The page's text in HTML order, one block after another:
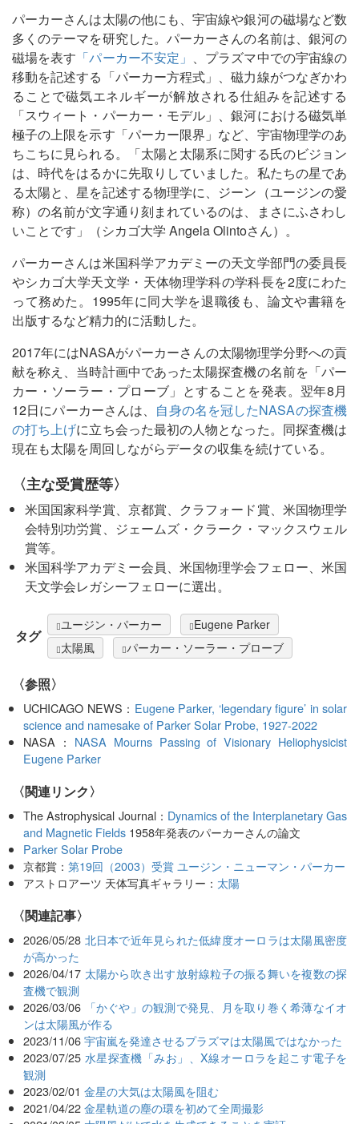
パーカーさんは太陽の他にも、宇宙線や銀河の磁場など数
多くのテーマを研究した。パーカーさんの名前は、銀河の
磁場を表す 「パーカー不安定」
、プラズマ中での宇宙線の
移動を記述する「パーカー方程式」、磁力線がつなぎかわ
ることで磁気エネルギーが解放される仕組みを記述する
「スウィート・パーカー・モデル」、銀河における磁気単
極子の上限を示す「パーカー限界」など、宇宙物理学のあ
ちこちに見られる。「太陽と太陽系に関する氏のビジョン
は、時代をはるかに先取りしていました。私たちの星であ
る太陽と、星を記述する物理学に、ジーン（ユージンの愛
称）の名前が文字通り刻まれているのは、まさにふさわし
いことです」（シカゴ大学 Angela Olintoさん）。
パーカーさんは米国科学アカデミーの天文学部門の委員長
やシカゴ大学天文学・天体物理学科の学科長を2度にわた
って務めた。1995年に同大学を退職後も、論文や書籍を
出版するなど精力的に活動した。
2017年にはNASAがパーカーさんの太陽物理学分野への貢
献を称え、当時計画中であった太陽探査機の名前を「パー
カー・ソーラー・プローブ」とすることを発表。翌年8月
12日にパーカーさんは、 自身の名を冠したNASAの探査機
の打ち上げに立ち会った最初の人物となった。同探査機は
現在も太陽を周回しながらデータの収集を続けている。
〈主な受賞歴等〉
米国国家科学賞、京都賞、クラフォード賞、米国物理学
会特別功労賞、ジェームズ・クラーク・マックスウェル
賞等。
米国科学アカデミー会員、米国物理学会フェロー、米国
天文学会レガシーフェローに選出。
タグ
ユージン・パーカー
Eugene Parker
太陽風
パーカー・ソーラー・プローブ
〈参照〉
UCHICAGO NEWS： Eugene Parker, ‘legendary figure’ in solar
science and namesake of Parker Solar Probe, 1927-2022
NASA： NASA Mourns Passing of Visionary Heliophysicist
Eugene Parker
〈関連リンク〉
The Astrophysical Journal： Dynamics of the Interplanetary Gas
and Magnetic Fields 1958年発表のパーカーさんの論文
Parker Solar Probe
京都賞：第19回（2003）受賞 ユージン・ニューマン・パーカー
アストロアーツ 天体写真ギャラリー： 太陽
関連記事
2026/05/28 北日本で近年見られた低緯度オーロラは太陽風密度
が高かった
2026/04/17 太陽から吹き出す放射線粒子の振る舞いを複数の探
査機で観測
2026/03/06
「かぐや」の観測で発見、月を取り巻く希薄なイオ
ンは太陽風が作る
2023/11/06 宇宙嵐を発達させるプラズマは太陽風ではなかった
2023/07/25 水星探査機「みお」、X線オーロラを起こす電子を
観測
2023/02/01 金星の大気は太陽風を阻む
2021/04/22 金星軌道の塵の環を初めて全周撮影